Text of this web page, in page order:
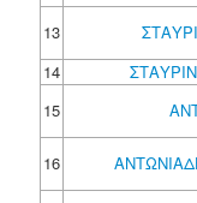
13
14
15
16